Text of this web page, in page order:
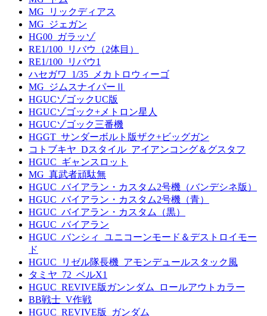
MG_リックディアス
MG_ジェガン
HG00_ガラッゾ
RE1/100_リバウ（2体目）
RE1/100_リバウ1
ハセガワ_1/35_メカトロウィーゴ
MG_ジムスナイパーⅡ
HGUCゾゴックUC版
HGUCゾゴック+メトロン星人
HGUCゾゴック三番機
HGGT_サンダーボルト版ザク+ビッグガン
コトブキヤ_Dスタイル_アイアンコング＆グスタフ
HGUC_ギャンスロット
MG_真武者頑駄無
HGUC_バイアラン・カスタム2号機（バンデシネ版）
HGUC_バイアラン・カスタム2号機（青）
HGUC_バイアラン・カスタム（黒）
HGUC_バイアラン
HGUC_バンシィ_ユニコーンモード＆デストロイモー
ド
HGUC_リゼル隊長機_アモンデュールスタック風
タミヤ_72_ベルX1
HGUC_REVIVE版ガンンダム_ロールアウトカラー
BB戦士_V作戦
HGUC_REVIVE版_ガンダム